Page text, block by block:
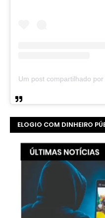
ELOGIO COM DINHEIRO